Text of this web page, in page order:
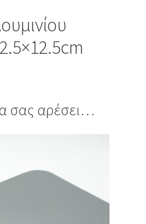
σας αρέσει…